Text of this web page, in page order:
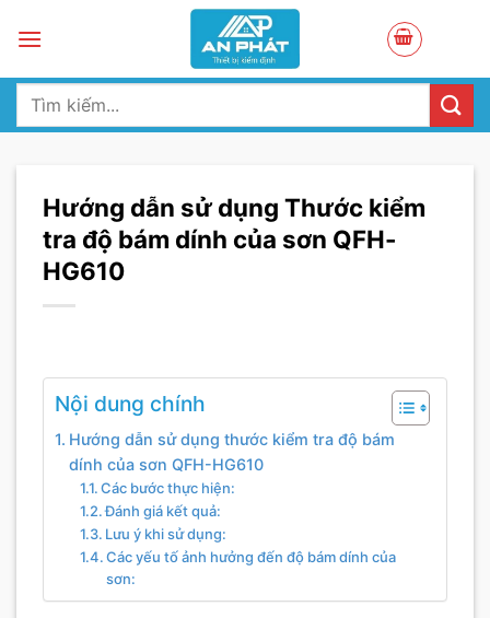
Tìm
Hướng dẫn sử dụng Thước kiểm
tra độ bám dính của sơn QFH-
HG610
Nội dung chính
Hướng dẫn sử dụng thước kiểm tra độ bám
dính của sơn QFH-HG610
Các bước thực hiện:
Đánh giá kết quả:
Lưu ý khi sử dụng:
Các yếu tố ảnh hưởng đến độ bám dính của
sơn: